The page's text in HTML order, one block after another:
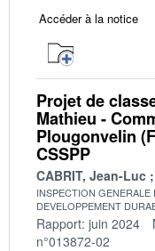
Accéder à la notice
Projet de
Mathieu -
Plougonvelin
CSSPP
CABRIT, Jean-Luc
INSPECTION
DEVELOPPEMENT
Rapport: juin 2024
n°013872-02